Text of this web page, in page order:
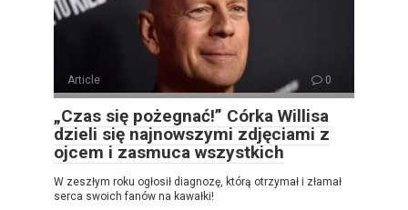
Article 0
„Czas się pożegnać!” Córka Willisa
dzieli się najnowszymi zdjęciami z
ojcem i zasmuca wszystkich
W zeszłym roku ogłosił diagnozę, którą otrzymał i złamał
serca swoich fanów na kawałki!